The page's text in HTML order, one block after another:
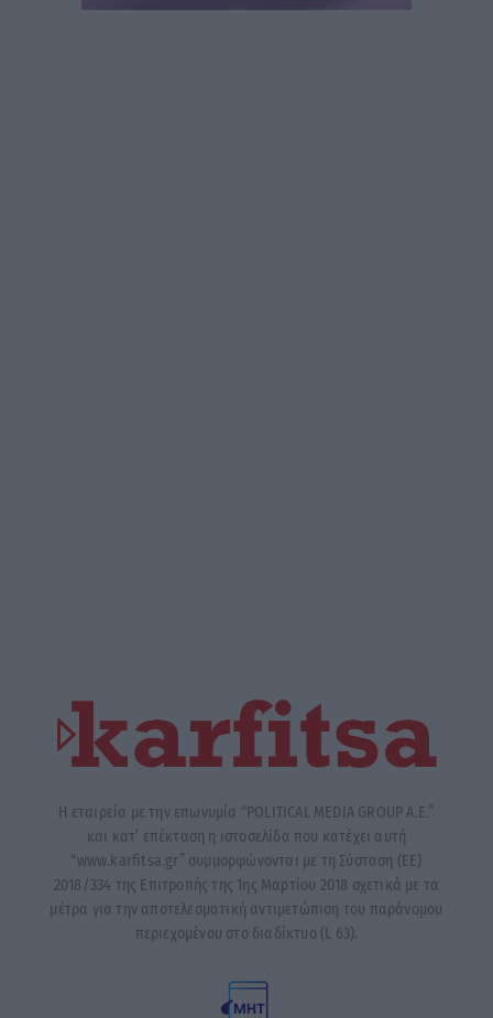
Η εταιρεία με την επωνυμία “POLITICAL MEDIA GROUP A.E.”
και κατ’ επέκταση η ιστοσελίδα που κατέχει αυτή
“www.karfitsa.gr” συμμορφώνονται με τη Σύσταση (ΕΕ)
2018/334 της Επιτροπής της 1ης Μαρτίου 2018 σχετικά με τα
μέτρα για την αποτελεσματική αντιμετώπιση του παράνομου
περιεχομένου στο διαδίκτυο (L 63).